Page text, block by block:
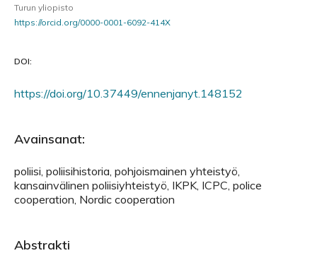
Turun yliopisto
https://orcid.org/0000-0001-6092-414X
DOI:
https://doi.org/10.37449/ennenjanyt.148152
Avainsanat:
poliisi, poliisihistoria, pohjoismainen yhteistyö,
kansainvälinen poliisiyhteistyö, IKPK, ICPC, police
cooperation, Nordic cooperation
Abstrakti